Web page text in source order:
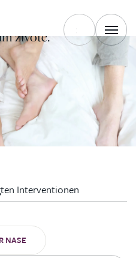
i vyššímu
životě.
Interventionen
NASE